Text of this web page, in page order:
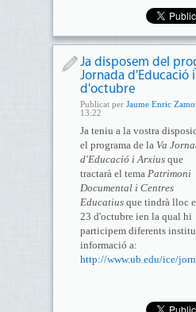
Ja disposem del
Jornada d'Educació
d'octubre
Publicat per Jaume Enric
13:22
Ja teniu a la vostra
el programa de la Va
d'Educació i Arxius que
tractarà el tema Patrimoni
Documental i Centres
Educatius que tindrà lloc
23 d'octubre ien la qual hi
participem diferents
informació a:
http://www.ub.edu/ice/